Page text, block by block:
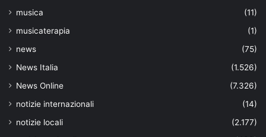
musica
(11)
musicaterapia
(1)
news
(75)
News Italia
(1.526)
News Online
(7.326)
notizie internazionali
(14)
notizie locali
(2.177)